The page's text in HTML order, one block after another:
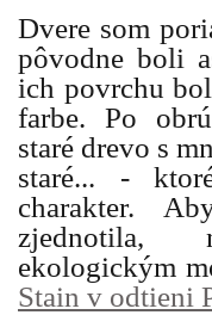
Dvere som
pôvodne boli
ich povrchu
farbe. Po
staré drevo s
staré... -
charakter.
ekologickým
Stain v odtieni